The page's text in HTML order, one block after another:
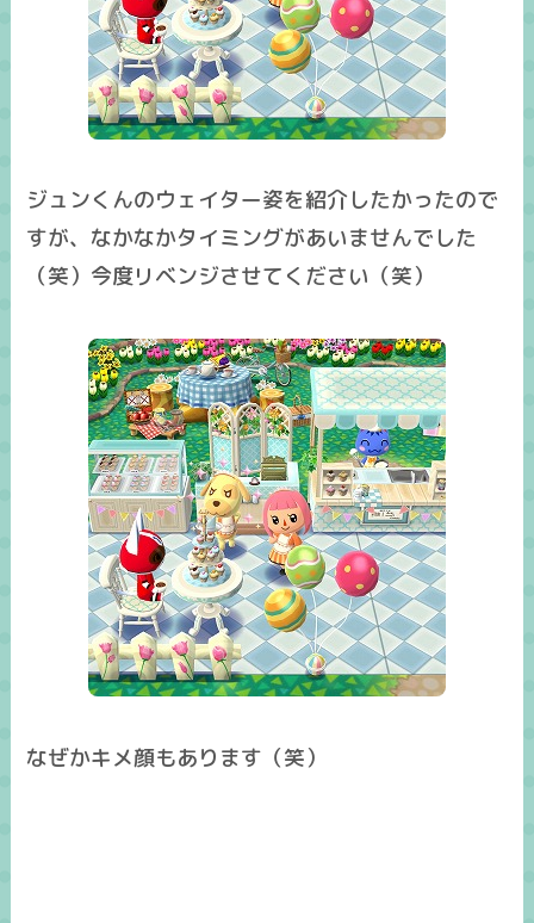
ジュンくんのウェイター姿を紹介したかったので
すが、なかなかタイミングがあいませんでした
（笑）今度リベンジさせてください（笑）
なぜかキメ顔もあります（笑）